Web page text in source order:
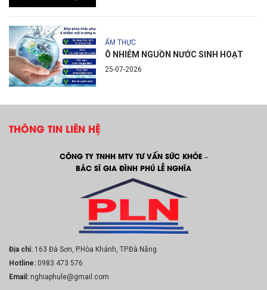
ẨM THỰC
Ô NHIỄM NGUỒN NƯỚC SINH HOẠT
25-07-2026
THÔNG TIN LIÊN HỆ
CÔNG TY TNHH MTV TƯ VẤN SỨC KHỎE –
BÁC SĨ GIA ĐÌNH PHÚ LỄ NGHĨA
Địa chỉ: 163 Đà Sơn, P.Hòa Khánh, TP.Đà Nẵng
Hotline: 0983 473 576
Email: nghiaphule@gmail.com